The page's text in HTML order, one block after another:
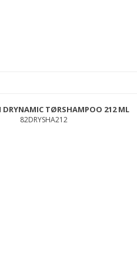
DRYNAMIC TØRSHAMPOO 212 ML
82DRYSHA212